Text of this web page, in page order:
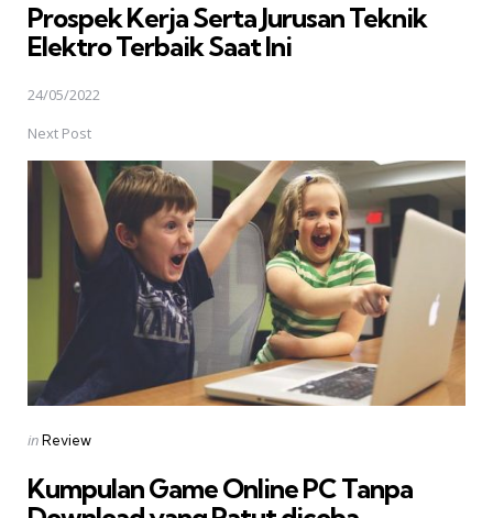
Prospek Kerja Serta Jurusan Teknik
Elektro Terbaik Saat Ini
24/05/2022
Next Post
Posted
inReview
Kumpulan Game Online PC Tanpa